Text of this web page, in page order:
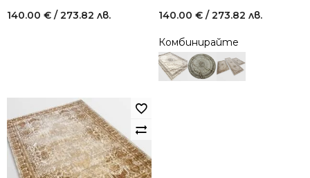
140.00 € / 273.82 лв. 140.00 € / 273.82 лв.
Комбинирайте